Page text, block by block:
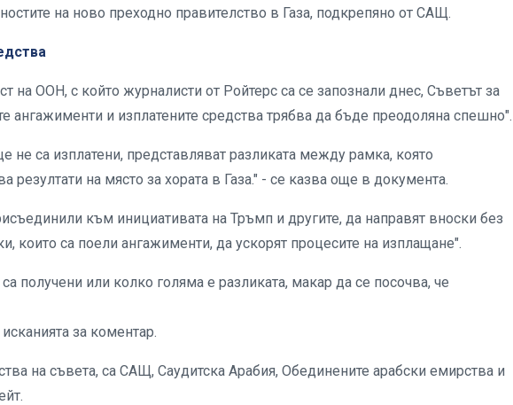
на ново преходно правителство в Газа, подкрепяно от САЩ.
на ООН, с който журналисти от Ройтерс са се запознали днес, Съветът за
ангажименти и изплатените средства трябва да бъде преодоляна спешно".
не са изплатени, представляват разликата между рамка, която
резултати на място за хората в Газа." - се казва още в документа.
към инициативата на Тръмп и другите, да направят вноски без
които са поели ангажименти, да ускорят процесите на изплащане".
получени или колко голяма е разликата, макар да се посочва, че
за коментар.
на съвета, са САЩ, Саудитска Арабия, Обединените арабски емирства и